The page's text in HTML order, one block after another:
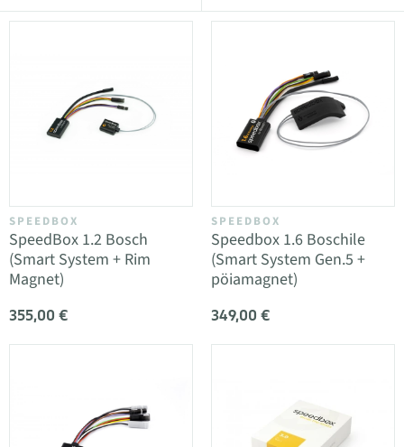
SPEEDBOX
SpeedBox 1.2 Bosch
(Smart System + Rim
Magnet)
355,00 €
SPEEDBOX
Speedbox 1.6 Boschile
(Smart System Gen.5 +
pöiamagnet)
349,00 €